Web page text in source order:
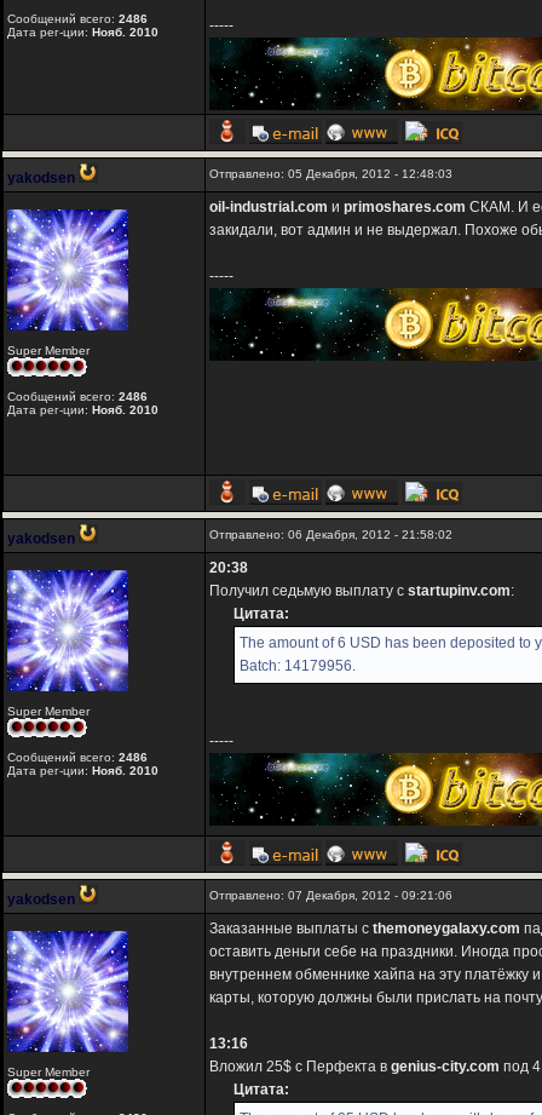
Сообщений всего: 2486
Дата рег-ции: Нояб. 2010 -----
yakodsen Отправлено: 05 Декабря, 2012 - 12:48:03
Super Member
Сообщений всего: 2486
Дата рег-ции: Нояб. 2010
oil-industrial.com и primoshares.com СКАМ. И
закидали, вот админ и не выдержал. Похоже
-----
yakodsen Отправлено: 06 Декабря, 2012 - 21:58:02
Super Member
Сообщений всего: 2486
Дата рег-ции: Нояб. 2010
20:38
Получил седьмую выплату с startupinv.com:
Цитата:
The amount of 6 USD has been deposited to
Batch: 14179956.
-----
yakodsen Отправлено: 07 Декабря, 2012 - 09:21:06
Super Member
Заказанные выплаты с themoneygalaxy.com
оставить деньги себе на праздники. Иногда
внутреннем обменнике хайпа на эту платёжку
карты, которую должны были прислать на
13:16
Вложил 25$ с Перфекта в genius-city.com под
Цитата: